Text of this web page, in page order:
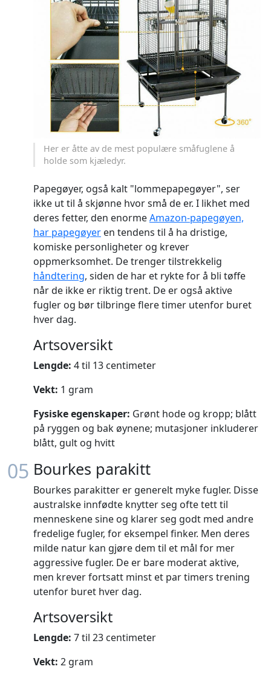
Her er åtte av de mest populære småfuglene å
holde som kjæledyr.
Papegøyer, også kalt "lommepapegøyer", ser
ikke ut til å skjønne hvor små de er. I likhet med
deres fetter, den enormeAmazon-papegøyen,
har papegøyer en tendens til å ha dristige,
komiske personligheter og krever
oppmerksomhet. De trenger tilstrekkelig
håndtering, siden de har et rykte for å bli tøffe
når de ikke er riktig trent. De er også aktive
fugler og bør tilbringe flere timer utenfor buret
hver dag.
Artsoversikt
Lengde: 4 til 13 centimeter
Vekt: 1 gram
Fysiske egenskaper: Grønt hode og kropp; blått
på ryggen og bak øynene; mutasjoner inkluderer
blått, gult og hvitt
05 Bourkes parakitt
Bourkes parakitter er generelt myke fugler. Disse
australske innfødte knytter seg ofte tett til
menneskene sine og klarer seg godt med andre
fredelige fugler, for eksempel finker. Men deres
milde natur kan gjøre dem til et mål for mer
aggressive fugler. De er bare moderat aktive,
men krever fortsatt minst et par timers trening
utenfor buret hver dag.
Artsoversikt
Lengde: 7 til 23 centimeter
Vekt: 2 gram